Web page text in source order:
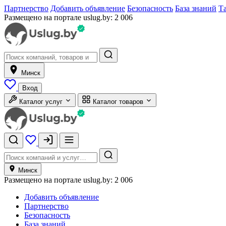
Партнерство Добавить объявление Безопасность База знаний
Размещено на портале uslug.by: 2 006
Минск
Вход
Каталог услуг
Каталог товаров
Минск
Размещено на портале uslug.by: 2 006
Добавить объявление
Партнерство
Безопасность
База знаний